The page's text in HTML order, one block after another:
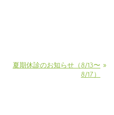
»
夏期休診のお知らせ（8/13〜
8/17）